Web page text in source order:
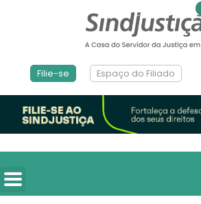
Filie-se Espaço do Filiado